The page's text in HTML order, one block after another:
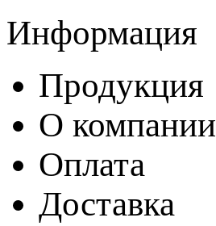
Информация
Продукция
О компании
Оплата
Доставка